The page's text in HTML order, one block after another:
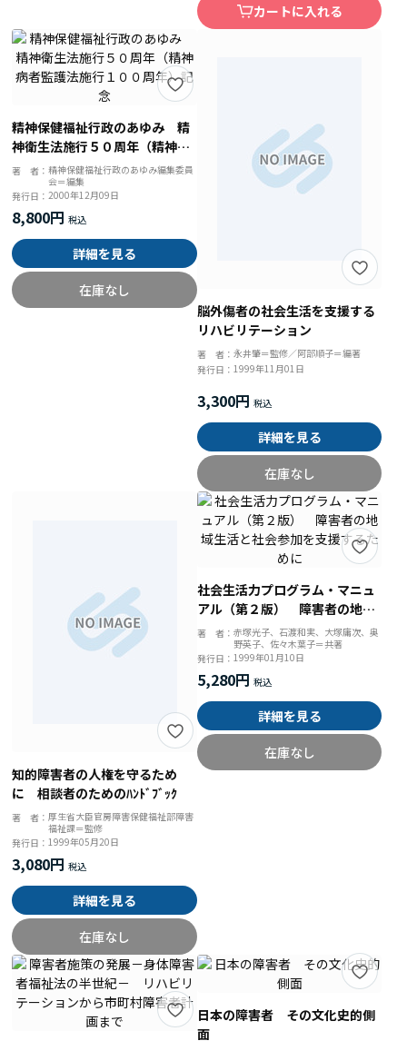
カートに入れる
精神保健福祉行政のあゆみ 精
神衛生法施行５０周年（精神病
者監護法施行１００周年）記念
著 者：精神保健福祉行政のあゆみ編集委員
会＝編集
発行日：2000年12月09日
8,800円
詳細を見る
在庫なし
脳外傷者の社会生活を支援する
リハビリテーション
著 者： 永井肇＝監修／阿部順子＝編著
発行日： 1999年11月01日
3,300円
詳細を見る
在庫なし
知的障害者の人権を守るため
に 相談者のためのﾊﾝﾄﾞﾌﾞｯｸ
著 者：厚生省大臣官房障害保健福祉部障害
福祉課＝監修
発行日：1999年05月20日
3,080円
詳細を見る
在庫なし
社会生活力プログラム・マニュ
アル（第２版） 障害者の地域
生活と社会参加を支援するため
著 者： 赤塚光子、石渡和実、大塚庸次、奥
野英子、佐々木葉子＝共著
発行日： 1999年01月10日
5,280円
詳細を見る
在庫なし
日本の障害者 その文化史的側
面